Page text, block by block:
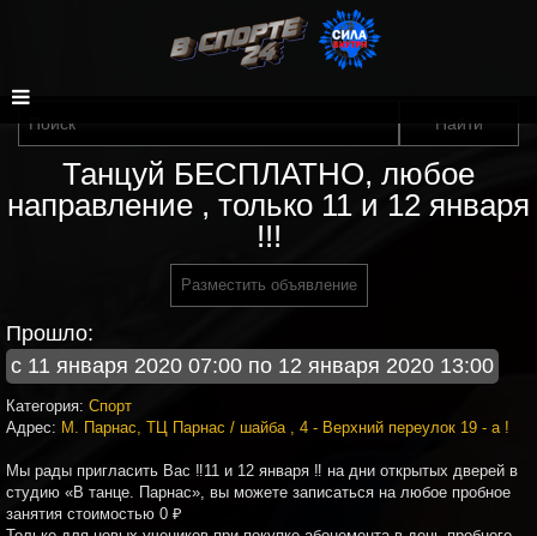
Танцуй БЕСПЛАТНО, любое
направление , только 11 и 12 января
!!!
Разместить объявление
Прошло:
с 11 января 2020 07:00 по 12 января 2020 13:00
Категория: Спорт
Адрес: М. Парнас, ТЦ Парнас / шайба , 4 - Верхний переулок 19 - а !
Мы рады пригласить Вас ‼️11 и 12 января ‼️ на дни открытых дверей в
студию «В танце. Парнас», вы можете записаться на любое пробное
занятия стоимостью 0 ₽